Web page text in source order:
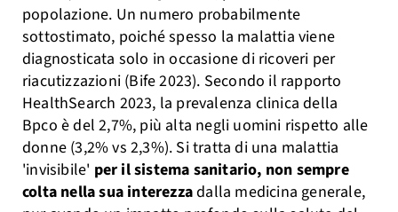
popolazione. Un numero probabilmente
sottostimato, poiché spesso la malattia viene
diagnosticata solo in occasione di ricoveri per
riacutizzazioni (Bife 2023). Secondo il rapporto
HealthSearch 2023, la prevalenza clinica della
Bpco è del 2,7%, più alta negli uomini rispetto alle
donne (3,2% vs 2,3%). Si tratta di una malattia
'invisibile' per il sistema sanitario, non sempre
colta nella sua interezzadalla medicina generale,